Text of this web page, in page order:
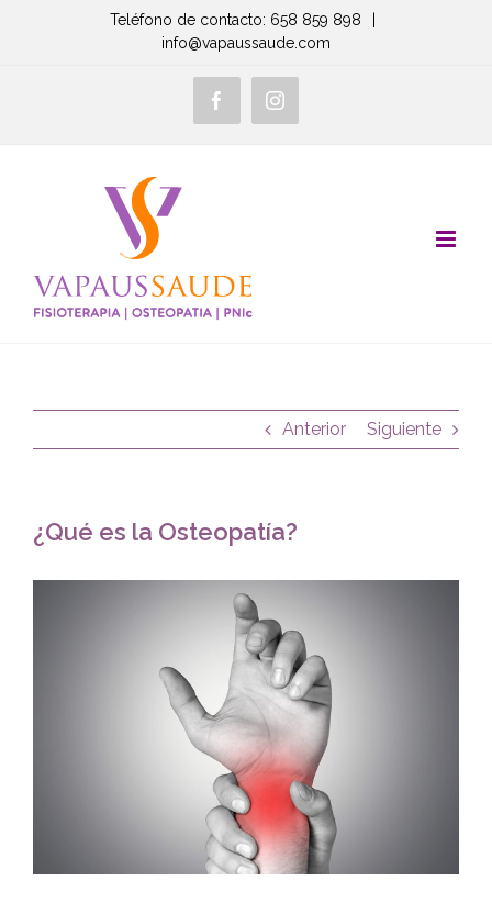
Teléfono de contacto: 658 859 898
info@vapaussaude.com
FacebookInstagram
Anterior Siguiente
¿Qué es la Osteopatía?